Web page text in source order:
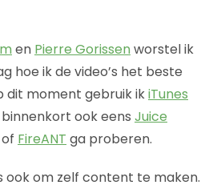
en Pierre Gorissen worstel ik
hoe ik de video’s het beste
dit moment gebruik ikiTunes
ook eens Juice
FireANT ga proberen.
ook om zelf content te maken.